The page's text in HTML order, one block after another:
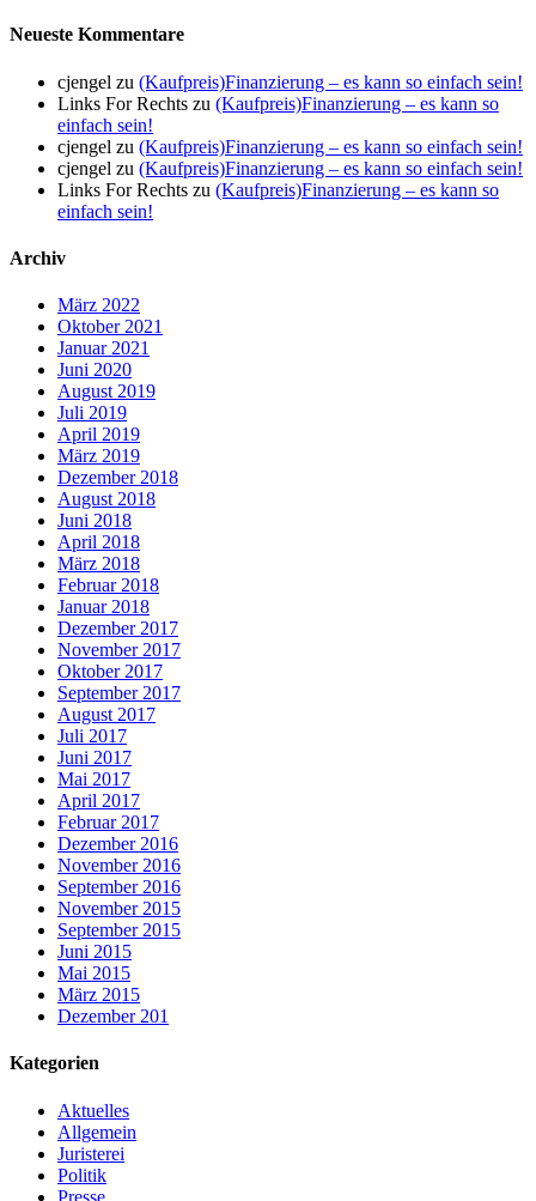
Neueste Kommentare
cjengel zu (Kaufpreis)Finanzierung – es kann so einfach sein!
Links For Rechts zu (Kaufpreis)Finanzierung – es kann so
einfach sein!
cjengel zu (Kaufpreis)Finanzierung – es kann so einfach sein!
cjengel zu (Kaufpreis)Finanzierung – es kann so einfach sein!
Links For Rechts zu (Kaufpreis)Finanzierung – es kann so
einfach sein!
Archiv
März 2022
Oktober 2021
Januar 2021
Juni 2020
August 2019
Juli 2019
April 2019
März 2019
Dezember 2018
August 2018
Juni 2018
April 2018
März 2018
Februar 2018
Januar 2018
Dezember 2017
November 2017
Oktober 2017
September 2017
August 2017
Juli 2017
Juni 2017
Mai 2017
April 2017
Februar 2017
Dezember 2016
November 2016
September 2016
November 2015
September 2015
Juni 2015
Mai 2015
März 2015
Dezember 201
Kategorien
Aktuelles
Allgemein
Juristerei
Politik
Presse